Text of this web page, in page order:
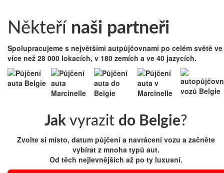
Někteří naši partneři
Spolupracujeme s největšími autpůjčovnami po celém světě ve
více než 28 000 lokacích, v 180 zemích a ve 40 jazycích.
Jak vyrazit do Belgie?
Zvolte si místo, datum půjčení a navrácení vozu a začněte
vybírat z mnoha typů aut.
Od těch nejlevnějších až po ty luxusní.